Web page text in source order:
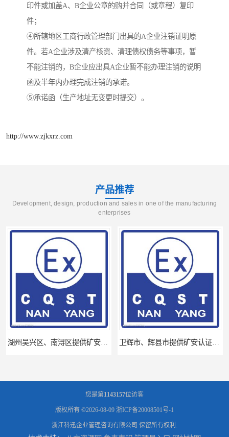
印件或加盖A、B企业公章的购并合同（或章程）复印
件；
④所辖地区工商行政管理部门出具的A企业注销证明原
件。若A企业涉及清产核资、清理债权债务等事项，暂
不能注销的，B企业应出具A企业暂不能办理注销的说明
函及半年内办理完成注销的承诺。
⑤承诺函（生产地址无变更时提交）。
http://www.zjkxrz.com
产品推荐
Development, design, production and sales in one of the manufacturing
enterprises
湖州吴兴区、南浔区提供矿安认证专业技术服务值得信赖的咨询专家 卫辉市、辉县市提供矿安认证专业技术服务值得信赖的咨询专家
您是第1143157位访客
版权所有 ©2026-08-09 浙ICP备20008501号-1
浙江科迅企业管理咨询有限公司 保留所有权利.